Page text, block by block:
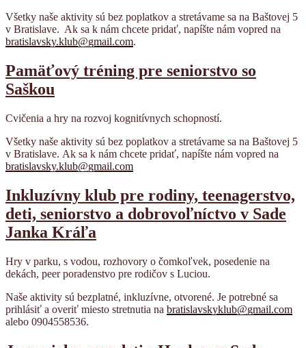
Všetky naše aktivity sú bez poplatkov a stretávame sa na Baštovej 5
v Bratislave. Ak sa k nám chcete pridať, napíšte nám vopred na
bratislavsky.klub@gmail.com.
Pamäťový tréning pre seniorstvo so
Saškou
Cvičenia a hry na rozvoj kognitívnych schopností.
Všetky naše aktivity sú bez poplatkov a stretávame sa na Baštovej 5
v Bratislave. Ak sa k nám chcete pridať, napíšte nám vopred na
bratislavsky.klub@gmail.com
Inkluzívny klub pre rodiny, teenagerstvo,
deti, seniorstvo a dobrovoľníctvo v Sade
Janka Kráľa
Hry v parku, s vodou, rozhovory o čomkoľvek, posedenie na
dekách, peer poradenstvo pre rodičov s Luciou.
Naše aktivity sú bezplatné, inkluzívne, otvorené. Je potrebné sa
prihlásiť a overiť miesto stretnutia na bratislavskyklub@gmail.com
alebo 0904558536.